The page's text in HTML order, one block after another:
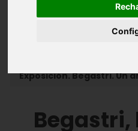
Introducción
Exposición. Begastri. Un